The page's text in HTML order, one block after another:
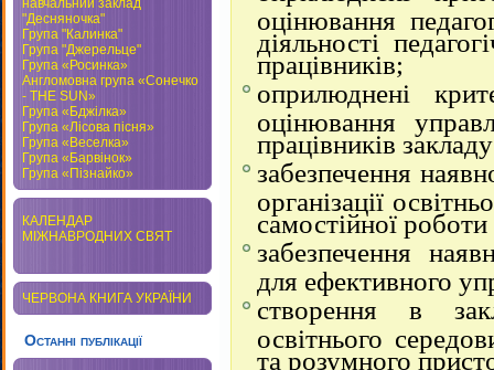
навчальний заклад
"Десняночка"
Група "Калинка"
Група "Джерельце"
Група «Росинка»
Англомовна група «Сонечко
- THE SUN»
Група «Бджілка»
Група «Лісова пісня»
Група «Веселка»
Група «Барвінок»
Група «Пізнайко»
КАЛЕНДАР
МІЖНАВРОДНИХ СВЯТ
ЧЕРВОНА КНИГА УКРАЇНИ
Останні публікації
оцінювання
діяльності
працівників;
оприлюднені
оцінювання
працівників
забезпечення
організації
самостійної роботи
забезпечення
для ефективного
створення в
освітнього
та розумного